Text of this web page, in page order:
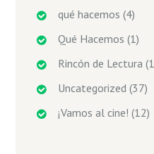
qué hacemos (4)
Qué Hacemos (1)
Rincón de Lectura
Uncategorized (37)
¡Vamos al cine! (12)